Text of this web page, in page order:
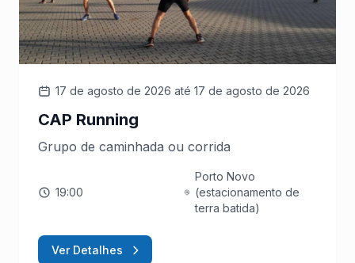
17 de agosto de 2026 até 17 de agosto de 2026
CAP Running
Grupo de caminhada ou corrida
19:00
Porto Novo
(estacionamento de
terra batida)
Ver Detalhes